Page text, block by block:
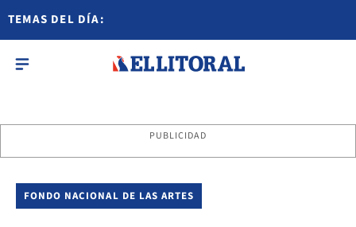
TEMAS DEL DÍA:
PUBLICIDAD
FONDO NACIONAL DE LAS ARTES